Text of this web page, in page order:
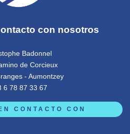
con nosotros
Badonnel
de Corcieux
- Aumontzey
6 78 87 33 67
CONTACTO CON